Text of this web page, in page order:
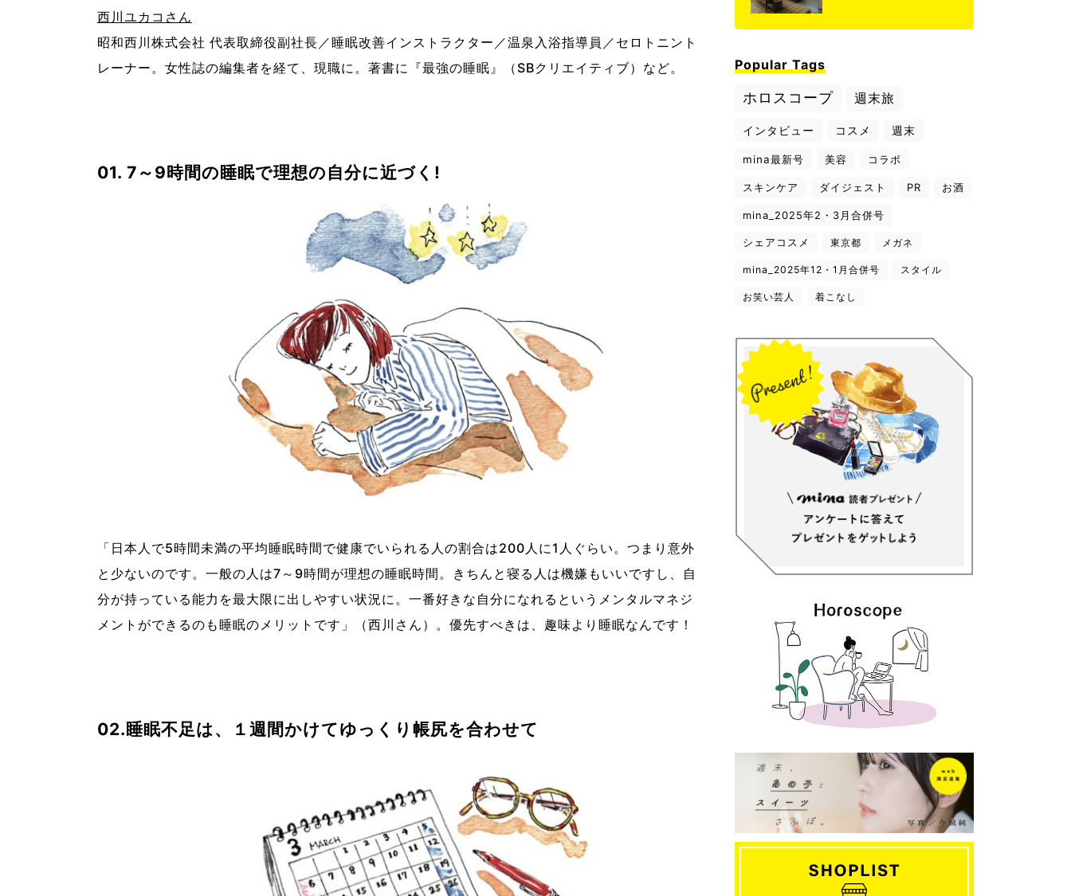
西川ユカコさん
昭和西川株式会社 代表取締役副社長／睡眠改善インストラクター／温泉入浴指導員／セロトニント
レーナー。女性誌の編集者を経て、現職に。著書に『最強の睡眠』（SBクリエイティブ）など。
01. 7～9時間の睡眠で理想の自分に近づく!
「日本人で5時間未満の平均睡眠時間で健康でいられる人の割合は200人に1人ぐらい。つまり意外
と少ないのです。一般の人は7～9時間が理想の睡眠時間。きちんと寝る人は機嫌もいいですし、自
分が持っている能力を最大限に出しやすい状況に。一番好きな自分になれるというメンタルマネジ
メントができるのも睡眠のメリットです」（西川さん）。優先すべきは、趣味より睡眠なんです！
02.睡眠不足は、１週間かけてゆっくり帳尻を合わせて
Popular Tags
ホロスコープ 週末旅
インタビュー コスメ 週末
mina最新号 美容 コラボ
スキンケア ダイジェスト PR お酒
mina_2025年2・3月合併号
シェアコスメ 東京都 メガネ
mina_2025年12・1月合併号 スタイル
お笑い芸人 着こなし